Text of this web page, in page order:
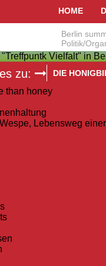
HOME
Berlin
Politik/
zu:
DIE
than honey
Lebensweg